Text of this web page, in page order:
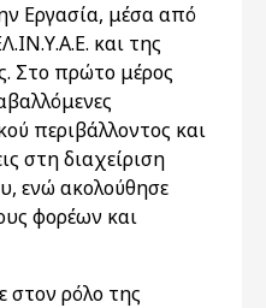
Εργασία, μέσα από
και της
Στο πρώτο μέρος
περιβάλλοντος και
στη διαχείριση
ενώ ακολούθησε
φορέων και
στον ρόλο της